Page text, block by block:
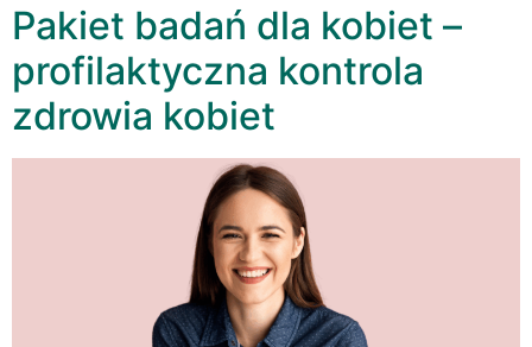
Pakiet badań dla kobiet –
profilaktyczna kontrola
zdrowia kobiet